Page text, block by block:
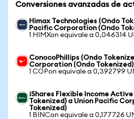
Conversiones avanzadas de
Himax Technologies (Ondo
Pacific Corporation (Ondo
1 HIMXon equivale a 0,046314
ConocoPhillips (Ondo
Corporation (Ondo Tokenized)
1 COPon equivale a 0,392799
iShares Flexible Income Active
Tokenized) a Union Pacific
Tokenized)
1 BINCon equivale a 0,177726